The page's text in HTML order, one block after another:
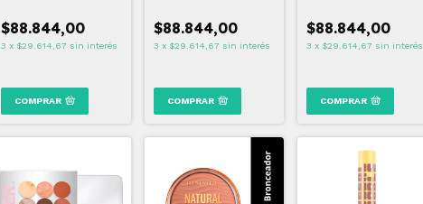
$88.844,00
3 x $29.614,67 sin interés
COMPRAR
$88.844,00
3 x $29.614,67 sin interés
COMPRAR
$88.844,00
3 x $29.614,67 sin interés
COMPRAR